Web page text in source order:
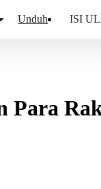
Unduh ISI
Para